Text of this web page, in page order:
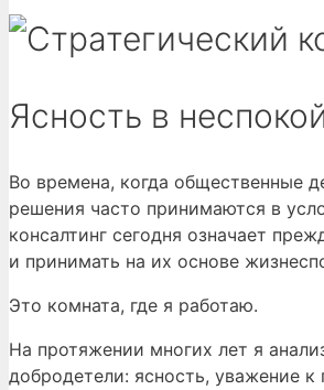
Ясность в
Во времена, когда общественные
решения часто принимаются в
консалтинг сегодня означает
и принимать на их основе
Это комната, где я работаю.
На протяжении многих лет я
добродетели: ясность, уважение